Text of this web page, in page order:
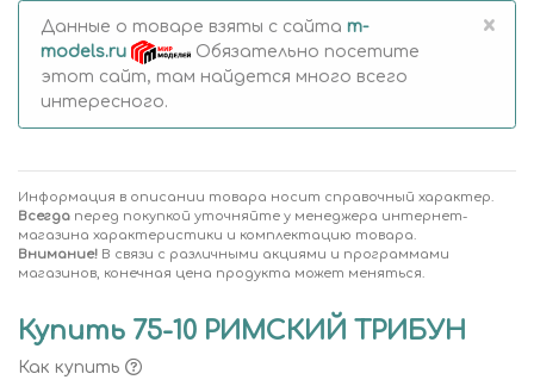
Данные о товаре взяты с сайта m-
models.ru
Обязательно посетите
этот сайт, там найдется много всего
интересного.
×
Информация в описании товара носит справочный характер.
Всегда перед покупкой уточняйте у менеджера интернет-
магазина характеристики и комплектацию товара.
Внимание! В связи с различными акциями и программами
магазинов, конечная цена продукта может меняться.
Купить 75-10 РИМСКИЙ ТРИБУН
Как купить